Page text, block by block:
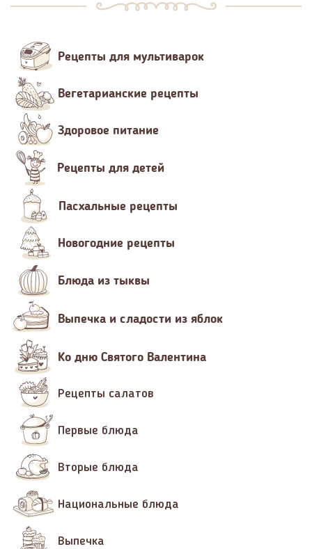
Рецепты для мультиварок
Вегетарианские рецепты
Здоровое питание
Рецепты для детей
Пасхальные рецепты
Новогодние рецепты
Блюда из тыквы
Выпечка и сладости из яблок
Ко дню Святого Валентина
Рецепты салатов
Первые блюда
Вторые блюда
Национальные блюда
Выпечка